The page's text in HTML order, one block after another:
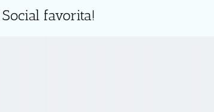
favorita!